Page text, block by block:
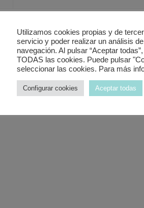
mejor que tiene a muy buen precio
Utilizamos cookies propias y de
servicio y poder realizar un análisis
navegación. Al pulsar “Aceptar
TODAS las cookies. Puede pulsar
seleccionar las cookies. Para más
Configurar cookies Aceptar todas